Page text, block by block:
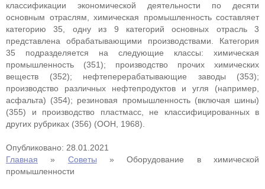
классификации экономической деятельности по десяти
основным отраслям, химическая промышленность составляет
категорию 35, одну из 9 категорий основных отрасль 3
представлена ​​обрабатывающими производствами. Категория
35 подразделяется на следующие классы: химическая
промышленность (351); производство прочих химических
веществ (352); нефтеперерабатывающие заводы (353);
производство различных нефтепродуктов и угля (например,
асфальта) (354); резиновая промышленность (включая шины)
(355) и производство пластмасс, не классифицированных в
других рубриках (356) (ООН, 1968).
Опубликовано: 28.01.2021
Главная » Советы »Оборудование в химической
промышленности